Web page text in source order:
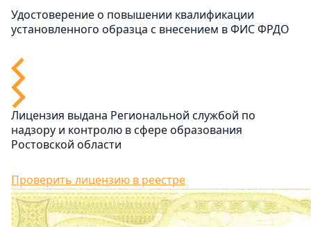
Удостоверение о повышении квалификации
установленного образца с внесением в ФИС ФРДО
Лицензия выдана Региональной службой по
надзору и контролю в сфере образования
Ростовской области
Проверить лицензию в реестре